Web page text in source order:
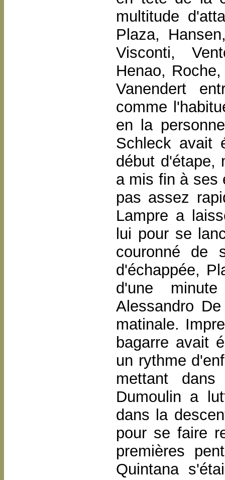
multitude
Plaza,
Visconti,
Henao,
Vanendert
comme
en la
Schleck avait
début d'étape,
a mis fin à ses
pas assez
Lampre a
lui pour se
couronné de
d'échappée,
d'une
Alessandro
matinale.
bagarre avait
un rythme
mettant
Dumoulin a
dans la
pour se faire
premières
Quintana